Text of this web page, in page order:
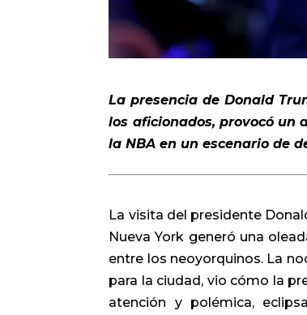
La presencia de Donald
los aficionados, provocó un
la NBA en un escenario de
La visita del presidente
Nueva York generó una
entre los neoyorquinos. La
para la ciudad, vio cómo la
atención y polémica,